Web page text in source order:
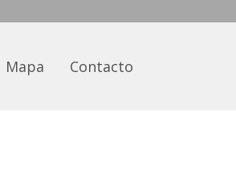
Mapa Contacto